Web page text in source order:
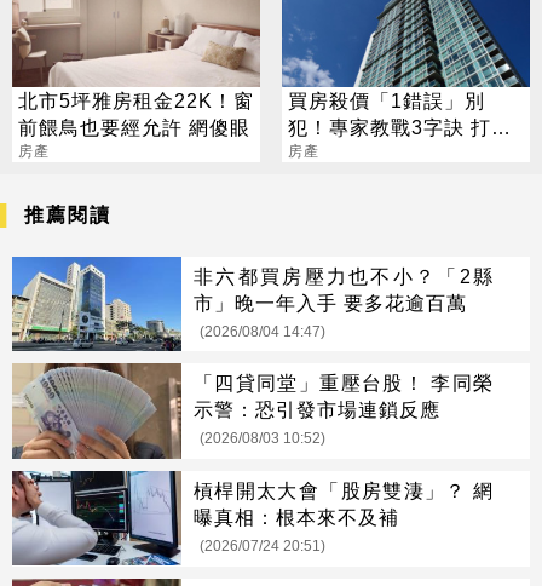
北市5坪雅房租金22K！窗
前餵鳥也要經允許 網傻眼
房產
買房殺價「1錯誤」別
犯！專家教戰3字訣 打折
就是香
房產
推薦閱讀
非六都買房壓力也不小？「2縣
市」晚一年入手 要多花逾百萬
(2026/08/04 14:47)
「四貸同堂」重壓台股！ 李同榮
示警：恐引發市場連鎖反應
(2026/08/03 10:52)
槓桿開太大會「股房雙淒」？ 網
曝真相：根本來不及補
(2026/07/24 20:51)